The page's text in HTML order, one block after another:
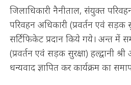
जिलाधिकारी नैनीताल, संयुक्त
परिवहन अधिकारी (प्रवर्तन एवं सड़क
सर्टिफिकेट प्रदान किये गये। अन्त में
(प्रवर्तन एवं सड़क सुरक्षा) हल्द्वानी श्री
धन्यवाद ज्ञापित कर कार्यक्रम का